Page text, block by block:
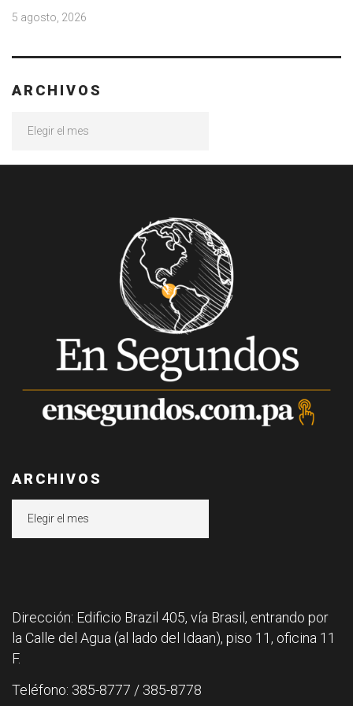
5 agosto, 2026
ARCHIVOS
ARCHIVOS
Dirección: Edificio Brazil 405, vía Brasil, entrando por
la Calle del Agua (al lado del Idaan), piso 11, oficina 11
F.
Teléfono: 385-8777 / 385-8778